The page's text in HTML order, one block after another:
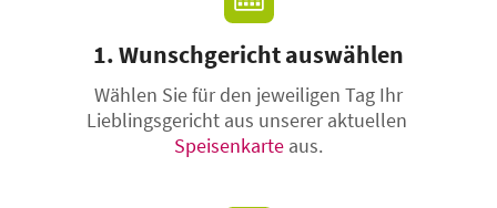
1. Wunschgericht auswählen
Wählen Sie für den jeweiligen Tag Ihr
Lieblingsgericht aus unserer aktuellen
Speisenkarte aus.